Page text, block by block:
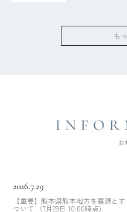
も
2026.7.29
【重要】熊本県熊本地方を震源と
ついて （7月29日 10:00時点)